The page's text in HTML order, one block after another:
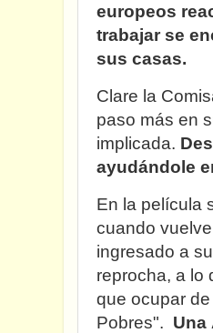
europeos
trabajar se
sus casas.
Clare la
paso más en
implicada.
ayudándole
En la película
cuando
ingresado a
reprocha, a lo
que ocupar
Pobres". Una